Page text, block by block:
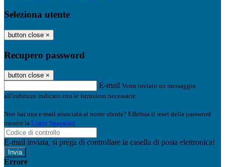
Seleziona utente
button close ×
Recupero password
button close ×
E-mail Verrà inviato un messaggio
all'indirizzo indicato con le istruzioni necessarie.
Non hai una e-mail associata al nome utente? Effettua il reset della password
tramite la Login Spaggiari
E-mail inviata, si prega di controllare la casella di posta elettronica!
Errore